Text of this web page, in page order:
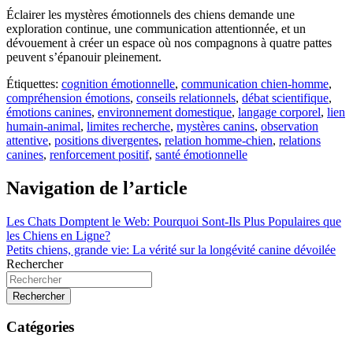
Éclairer les mystères émotionnels des chiens demande une
exploration continue, une communication attentionnée, et un
dévouement à créer un espace où nos compagnons à quatre pattes
peuvent s’épanouir pleinement.
Étiquettes: cognition émotionnelle, communication chien-homme,
compréhension émotions, conseils relationnels, débat scientifique,
émotions canines, environnement domestique, langage corporel, lien
humain-animal, limites recherche, mystères canins, observation
attentive, positions divergentes, relation homme-chien, relations
canines, renforcement positif, santé émotionnelle
Navigation de l’article
Les Chats Domptent le Web: Pourquoi Sont-Ils Plus Populaires que
les Chiens en Ligne?
Petits chiens, grande vie: La vérité sur la longévité canine dévoilée
Rechercher
Rechercher
Catégories